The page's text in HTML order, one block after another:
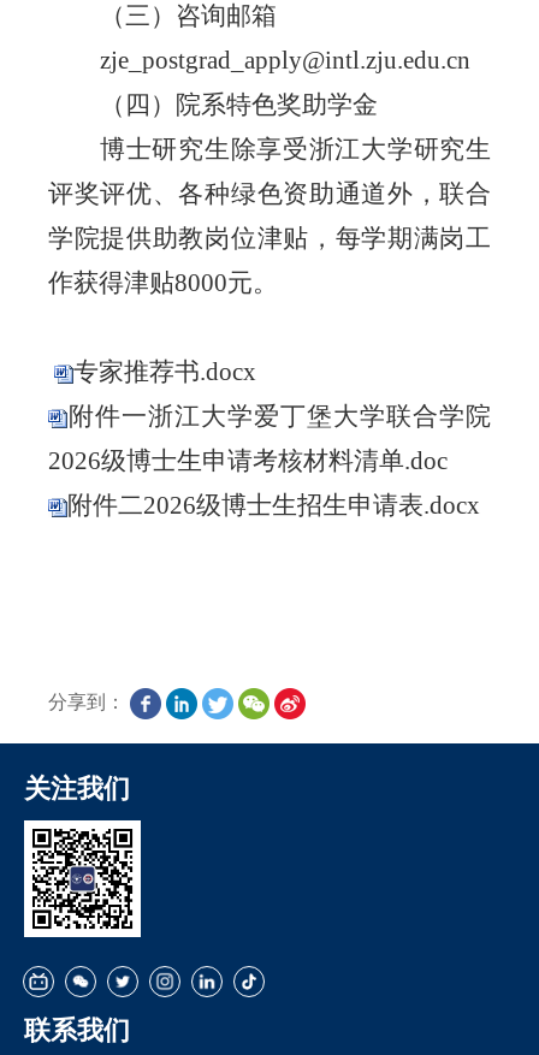
（三）咨询邮箱
zje_postgrad_apply@intl.zju.edu.cn
（四）院系特色奖助学金
博士研究生除享受浙江大学研究生
评奖评优、各种绿色资助通道外，联合
学院提供助教岗位津贴，每学期满岗工
作获得津贴8000元。
专家推荐书.docx
附件一浙江大学爱丁堡大学联合学院
2026级博士生申请考核材料清单.doc
附件二2026级博士生招生申请表.docx
分享到：
关注我们
联系我们